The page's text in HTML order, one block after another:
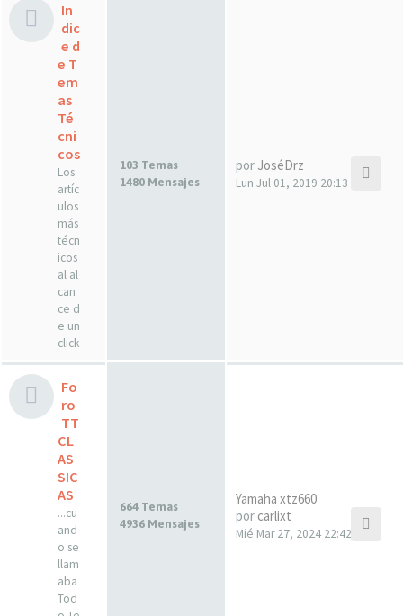
In
dic
e d
e T
em
as
Té
cni
cos
Los
artíc
ulos
más
técn
icos
al al
can
ce d
e un
click
103 Temas
1480 Mensajes
por JoséDrz
Lun Jul 01, 2019 20:13
Fo
ro
TT
CL
AS
SIC
AS
...cu
and
o se
llam
aba
Tod
664 Temas
4936 Mensajes
Yamaha xtz660
por carlixt
Mié Mar 27, 2024 22:42